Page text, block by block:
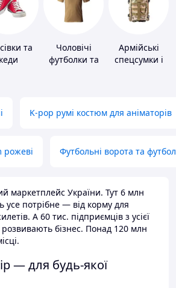
та
кеди
Чоловічі
футболки та
Армійські
спецсумки і
K-pop румі костюм для аніматорів
рожеві Футбольні ворота та
маркетплейс України. Тут 6 млн
усе потрібне — від корму для
А 60 тис. підприємців з усієї
бізнес. Понад 120 млн
— для будь-якої